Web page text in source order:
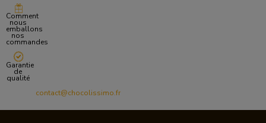
Comment
nous
emballons
nos
commandes
Garantie
de
qualité
contact@chocolissimo.fr